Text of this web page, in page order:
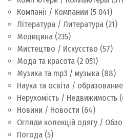
Компанії / Компании (5 041)
Література / Литература (21)
Медицина (235)
Мистецтво / Искусство (57)
Мода та красота (2 051)
Музика та mp3 / музыка (88)
Наука та освіта / образование
Нерухомість / Недвижимость
Новини / Новости (64)
Огляди колекцій одягу /
Погода (5)